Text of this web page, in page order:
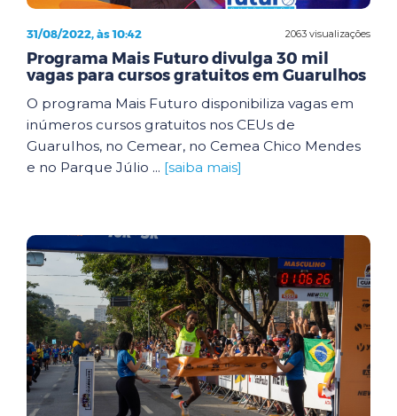
2063 visualizações
31/08/2022, às 10:42
Programa Mais Futuro divulga 30 mil
vagas para cursos gratuitos em Guarulhos
O programa Mais Futuro disponibiliza vagas em
inúmeros cursos gratuitos nos CEUs de
Guarulhos, no Cemear, no Cemea Chico Mendes
e no Parque Júlio ... [saiba mais]